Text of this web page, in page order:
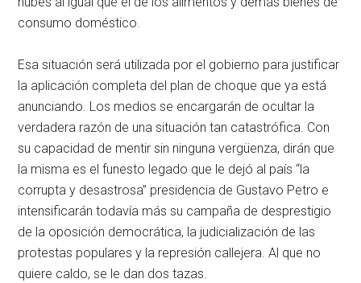
consumo doméstico.
Esa situación será utilizada por el gobierno para justificar
la aplicación completa del plan de choque que ya está
anunciando. Los medios se encargarán de ocultar la
verdadera razón de una situación tan catastrófica. Con
su capacidad de mentir sin ninguna vergüenza, dirán que
la misma es el funesto legado que le dejó al país “la
corrupta y desastrosa” presidencia de Gustavo Petro e
intensificarán todavía más su campaña de desprestigio
de la oposición democrática, la judicialización de las
protestas populares y la represión callejera. Al que no
quiere caldo, se le dan dos tazas.